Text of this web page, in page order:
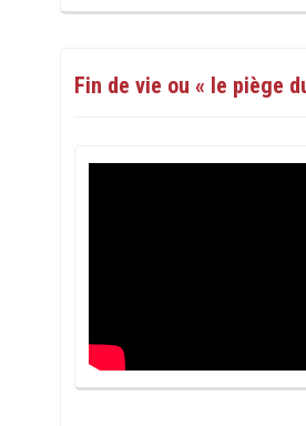
Fin de vie ou « le piège